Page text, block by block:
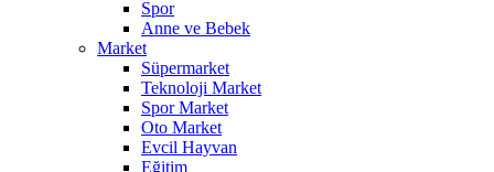
Spor
Anne ve Bebek
Market
Süpermarket
Teknoloji Market
Spor Market
Oto Market
Evcil Hayvan
Eğitim